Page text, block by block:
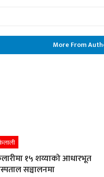
More From
१५ शय्याको आधारभूत
सञ्चालनमा